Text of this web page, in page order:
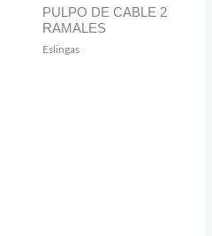
PULPO DE CABLE 2
RAMALES
Eslingas